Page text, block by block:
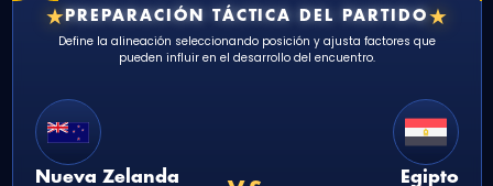
★PREPARACIÓN TÁCTICA DEL PARTIDO★
Define la alineación seleccionando posición y ajusta factores que
pueden influir en el desarrollo del encuentro.
Nueva Zelanda Egipto